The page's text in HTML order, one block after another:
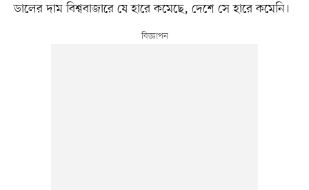
ডালের দাম বিশ্ববাজারে যে হারে কমেছে, দেশে সে হারে কমেনি।